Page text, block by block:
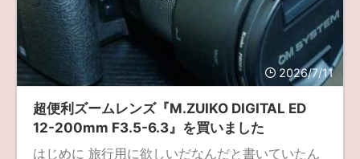
2026/7/11
超便利ズームレンズ『M.ZUIKO DIGITAL ED
12-200mm F3.5-6.3』を買いました
はじめに 旅行用に欲しいだなんだと書いていたん